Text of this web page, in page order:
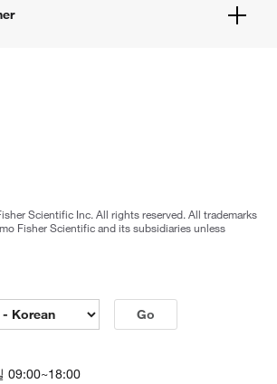
Scientific Inc. All rights reserved. All trademarks
Fisher Scientific and its subsidiaries unless
Go
09:00~18:00